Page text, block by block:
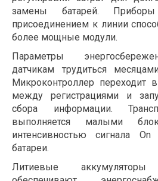
замены батарей.
присоединением к линии
более мощные модули.
Параметры
датчикам трудиться
Микроконтроллер
между регистрациями и
сбора информации.
выполняется малыми
интенсивностью сигнала
батареи.
Литиевые